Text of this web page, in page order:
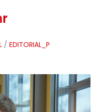
/ EDITORIAL_P